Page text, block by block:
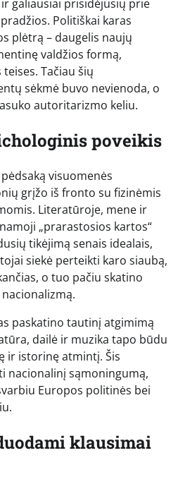
galiausiai prisidėjusių prie
Politiškai karas
plėtrą – daugelis naujų
valdžios formą,
Tačiau šių
sėkmė buvo nevienoda, o
autoritarizmo keliu.
poveikis
visuomenės
grįžo iš fronto su fizinėmis
Literatūroje, mene ir
„prarastosios kartos“
tikėjimą senais idealais,
siekė perteikti karo siaubą,
o tuo pačiu skatino
paskatino tautinį atgimimą
dailė ir muzika tapo būdu
ir istorinę atmintį. Šis
nacionalinį sąmoningumą,
Europos politinės bei
klausimai